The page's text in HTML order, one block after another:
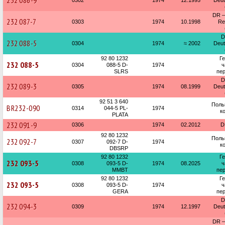
232 087-7 0303 1974 10.1998
DR
232 088-5 0304 1974 ≈ 2002
232 088-5 0304
92 80 1232
088-5 D-
SLRS
1974
232 089-3 0305 1974 08.1999
BR232-090 0314
92 51 3 640
044-5 PL-
PLATA
1974
232 091-9 0306 1974 02.2012
232 092-7 0307
92 80 1232
092-7 D-
DBSRP
1974
232 093-5 0308
92 80 1232
093-5 D-
MMBT
1974 08.2025
232 093-5 0308
92 80 1232
093-5 D-
GERA
1974
232 094-3 0309 1974 12.1997
DR